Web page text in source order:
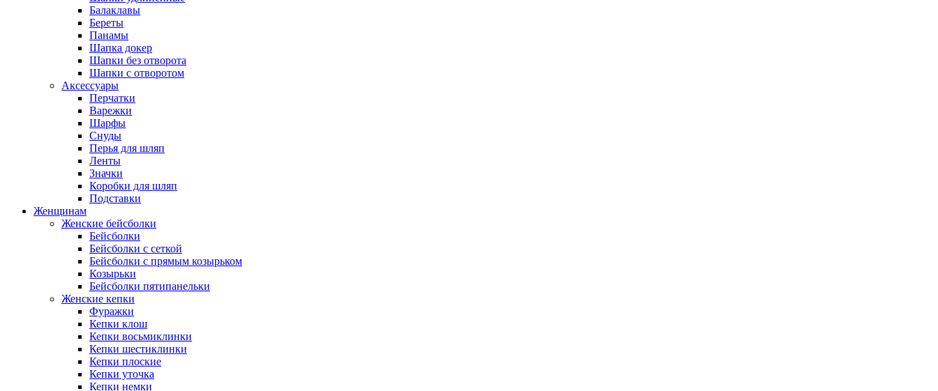
Балаклавы
Береты
Панамы
Шапка докер
Шапки без отворота
Шапки с отворотом
Аксессуары
Перчатки
Варежки
Шарфы
Снуды
Перья для шляп
Ленты
Значки
Коробки для шляп
Подставки
Женщинам
Женские бейсболки
Бейсболки
Бейсболки с сеткой
Бейсболки с прямым козырьком
Козырьки
Бейсболки пятипанельки
Женские кепки
Фуражки
Кепки клош
Кепки восьмиклинки
Кепки шестиклинки
Кепки плоские
Кепки уточка
Кепки немки